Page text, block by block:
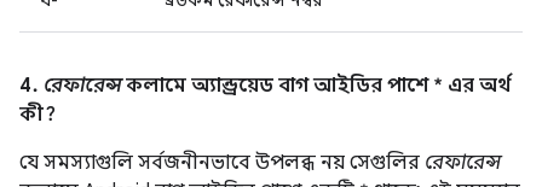
4. রেফারেন্সকলামে অ্যান্ড্রয়েড বাগ আইডির পাশে * এর অর্থ
কী?
যে সমস্যাগুলি সর্বজনীনভাবে উপলব্ধ নয় সেগুলির রেফারেন্স